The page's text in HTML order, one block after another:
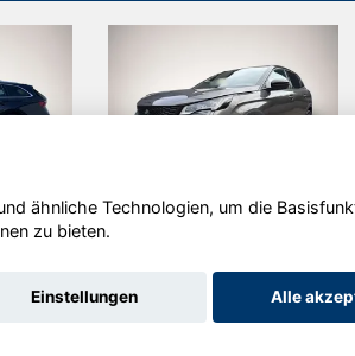
Peugeot
ähnliche Technologien, um die
zu bieten.
Einstellungen Alle